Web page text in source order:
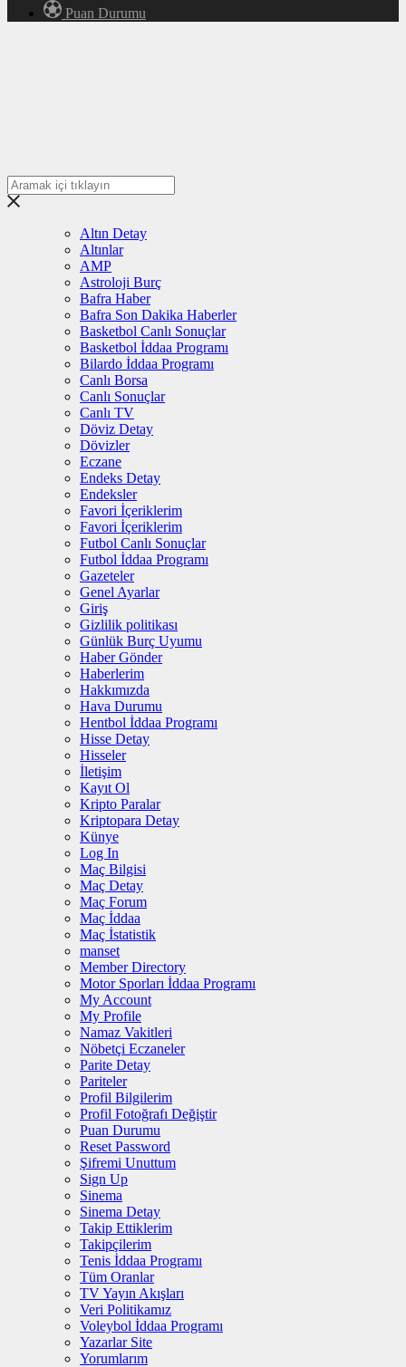
Puan Durumu
Altın Detay
Altınlar
AMP
Astroloji Burç
Bafra Haber
Bafra Son Dakika Haberler
Basketbol Canlı Sonuçlar
Basketbol İddaa Programı
Bilardo İddaa Programı
Canlı Borsa
Canlı Sonuçlar
Canlı TV
Döviz Detay
Dövizler
Eczane
Endeks Detay
Endeksler
Favori İçeriklerim
Favori İçeriklerim
Futbol Canlı Sonuçlar
Futbol İddaa Programı
Gazeteler
Genel Ayarlar
Giriş
Gizlilik politikası
Günlük Burç Uyumu
Haber Gönder
Haberlerim
Hakkımızda
Hava Durumu
Hentbol İddaa Programı
Hisse Detay
Hisseler
İletişim
Kayıt Ol
Kripto Paralar
Kriptopara Detay
Künye
Log In
Maç Bilgisi
Maç Detay
Maç Forum
Maç İddaa
Maç İstatistik
manset
Member Directory
Motor Sporları İddaa Programı
My Account
My Profile
Namaz Vakitleri
Nöbetçi Eczaneler
Parite Detay
Pariteler
Profil Bilgilerim
Profil Fotoğrafı Değiştir
Puan Durumu
Reset Password
Şifremi Unuttum
Sign Up
Sinema
Sinema Detay
Takip Ettiklerim
Takipçilerim
Tenis İddaa Programı
Tüm Oranlar
TV Yayın Akışları
Veri Politikamız
Voleybol İddaa Programı
Yazarlar Site
Yorumlarım